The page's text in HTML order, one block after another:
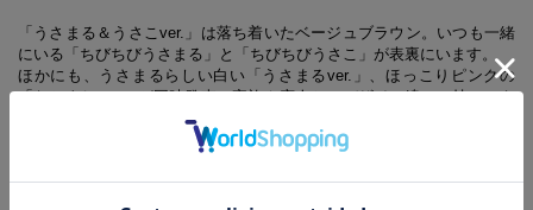
「うさまる＆うさこver.」は落ち着いたベージュブラウン。いつも一緒
にいる「ちびちびうさまる」と「ちびちびうさこ」が表裏にいます。
ほかにも、うさまるらしい白い「うさまるver.」、ほっこりピンクの
「なかよしver.」が同時発売。家族や恋人と、デザイン違いで持っても
【同時発売のアイテムはこちら！】